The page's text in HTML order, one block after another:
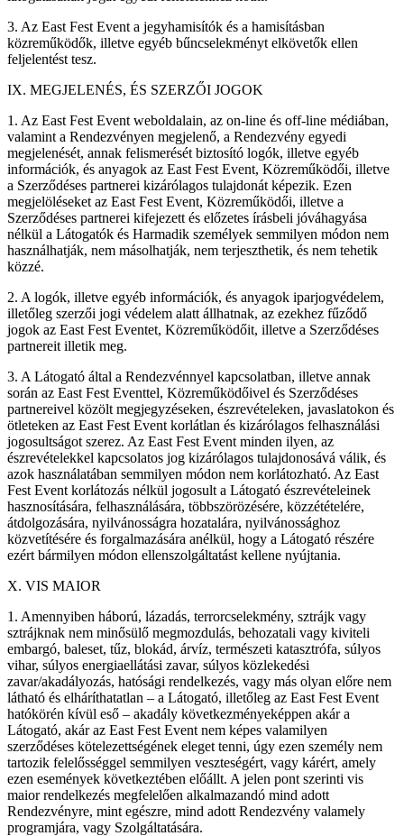
3. Az East Fest Event a jegyhamisítók és a hamisításban
közreműködők, illetve egyéb bűncselekményt elkövetők ellen
feljelentést tesz.
IX. MEGJELENÉS, ÉS SZERZŐI JOGOK
1. Az East Fest Event weboldalain, az on-line és off-line médiában,
valamint a Rendezvényen megjelenő, a Rendezvény egyedi
megjelenését, annak felismerését biztosító logók, illetve egyéb
információk, és anyagok az East Fest Event, Közreműködői, illetve
a Szerződéses partnerei kizárólagos tulajdonát képezik. Ezen
megjelöléseket az East Fest Event, Közreműködői, illetve a
Szerződéses partnerei kifejezett és előzetes írásbeli jóváhagyása
nélkül a Látogatók és Harmadik személyek semmilyen módon nem
használhatják, nem másolhatják, nem terjeszthetik, és nem tehetik
közzé.
2. A logók, illetve egyéb információk, és anyagok iparjogvédelem,
illetőleg szerzői jogi védelem alatt állhatnak, az ezekhez fűződő
jogok az East Fest Eventet, Közreműködőit, illetve a Szerződéses
partnereit illetik meg.
3. A Látogató által a Rendezvénnyel kapcsolatban, illetve annak
során az East Fest Eventtel, Közreműködőivel és Szerződéses
partnereivel közölt megjegyzéseken, észrevételeken, javaslatokon és
ötleteken az East Fest Event korlátlan és kizárólagos felhasználási
jogosultságot szerez. Az East Fest Event minden ilyen, az
észrevételekkel kapcsolatos jog kizárólagos tulajdonosává válik, és
azok használatában semmilyen módon nem korlátozható. Az East
Fest Event korlátozás nélkül jogosult a Látogató észrevételeinek
hasznosítására, felhasználására, többszörözésére, közzétételére,
átdolgozására, nyilvánosságra hozatalára, nyilvánossághoz
közvetítésére és forgalmazására anélkül, hogy a Látogató részére
ezért bármilyen módon ellenszolgáltatást kellene nyújtania.
X. VIS MAIOR
1. Amennyiben háború, lázadás, terrorcselekmény, sztrájk vagy
sztrájknak nem minősülő megmozdulás, behozatali vagy kiviteli
embargó, baleset, tűz, blokád, árvíz, természeti katasztrófa, súlyos
vihar, súlyos energiaellátási zavar, súlyos közlekedési
zavar/akadályozás, hatósági rendelkezés, vagy más olyan előre nem
látható és elháríthatatlan – a Látogató, illetőleg az East Fest Event
hatókörén kívül eső – akadály következményeképpen akár a
Látogató, akár az East Fest Event nem képes valamilyen
szerződéses kötelezettségének eleget tenni, úgy ezen személy nem
tartozik felelősséggel semmilyen veszteségért, vagy kárért, amely
ezen események következtében előállt. A jelen pont szerinti vis
maior rendelkezés megfelelően alkalmazandó mind adott
Rendezvényre, mint egészre, mind adott Rendezvény valamely
programjára, vagy Szolgáltatására.